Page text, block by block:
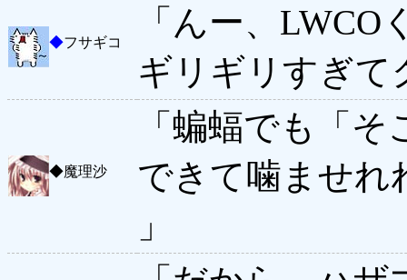
◆フサギコ
「んー、
ギリギリすぎて
◆魔理沙
「蝙蝠でも「
できて噛ませれ
」